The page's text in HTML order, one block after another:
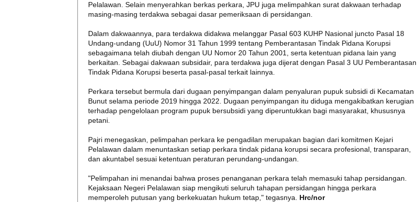
Pelalawan. Selain menyerahkan berkas perkara, JPU juga melimpahkan surat dakwaan terhadap
masing-masing terdakwa sebagai dasar pemeriksaan di persidangan.
Dalam dakwaannya, para terdakwa didakwa melanggar Pasal 603 KUHP Nasional juncto Pasal 18
Undang-undang (UuU) Nomor 31 Tahun 1999 tentang Pemberantasan Tindak Pidana Korupsi
sebagaimana telah diubah dengan UU Nomor 20 Tahun 2001, serta ketentuan pidana lain yang
berkaitan. Sebagai dakwaan subsidair, para terdakwa juga dijerat dengan Pasal 3 UU Pemberantasan
Tindak Pidana Korupsi beserta pasal-pasal terkait lainnya.
Perkara tersebut bermula dari dugaan penyimpangan dalam penyaluran pupuk subsidi di Kecamatan
Bunut selama periode 2019 hingga 2022. Dugaan penyimpangan itu diduga mengakibatkan kerugian
terhadap pengelolaan program pupuk bersubsidi yang diperuntukkan bagi masyarakat, khususnya
petani.
Pajri menegaskan, pelimpahan perkara ke pengadilan merupakan bagian dari komitmen Kejari
Pelalawan dalam menuntaskan setiap perkara tindak pidana korupsi secara profesional, transparan,
dan akuntabel sesuai ketentuan peraturan perundang-undangan.
"Pelimpahan ini menandai bahwa proses penanganan perkara telah memasuki tahap persidangan.
Kejaksaan Negeri Pelalawan siap mengikuti seluruh tahapan persidangan hingga perkara
memperoleh putusan yang berkekuatan hukum tetap," tegasnya. Hrc/nor